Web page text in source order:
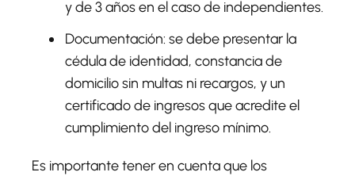
y de 3 años en el caso de independientes.
Documentación: se debe presentar la
cédula de identidad, constancia de
domicilio sin multas ni recargos, y un
certificado de ingresos que acredite el
cumplimiento del ingreso mínimo.
Es importante tener en cuenta que los